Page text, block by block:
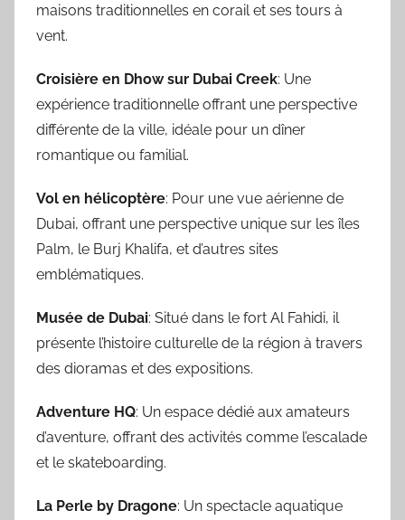
maisons traditionnelles en corail et ses tours à
vent.
Croisière en Dhow sur Dubai Creek: Une
expérience traditionnelle offrant une perspective
différente de la ville, idéale pour un dîner
romantique ou familial.
Vol en hélicoptère: Pour une vue aérienne de
Dubai, offrant une perspective unique sur les îles
Palm, le Burj Khalifa, et d’autres sites
emblématiques.
Musée de Dubai: Situé dans le fort Al Fahidi, il
présente l’histoire culturelle de la région à travers
des dioramas et des expositions.
Adventure HQ: Un espace dédié aux amateurs
d’aventure, offrant des activités comme l’escalade
et le skateboarding.
La Perle by Dragone: Un spectacle aquatique